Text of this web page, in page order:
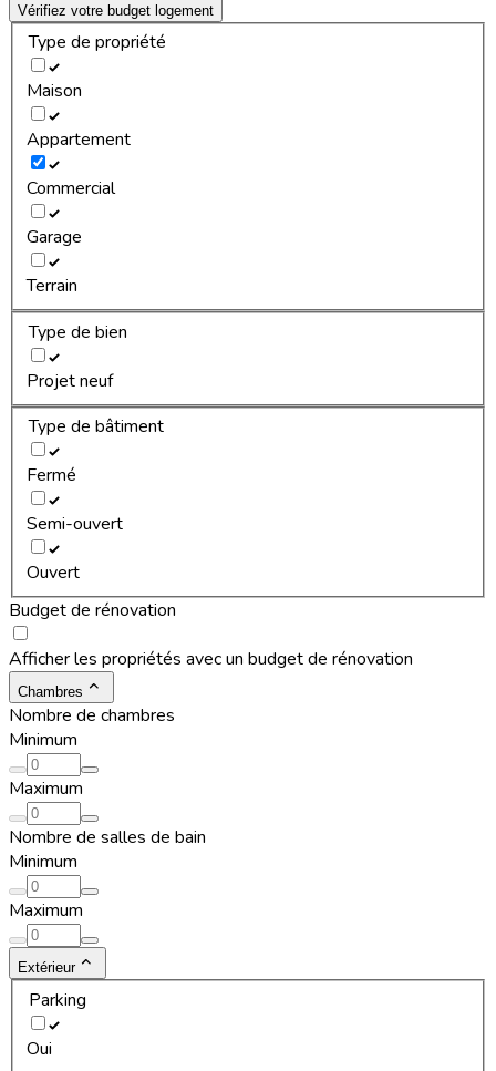
Vérifiez votre budget logement
Type de propriété
Maison
Appartement
Commercial
Garage
Terrain
Type de bien
Projet neuf
Type de bâtiment
Fermé
Semi-ouvert
Ouvert
Budget de rénovation
Afficher les propriétés avec un budget de rénovation
Chambres
Nombre de chambres
Minimum
Maximum
Nombre de salles de bain
Minimum
Maximum
Extérieur
Parking
Oui